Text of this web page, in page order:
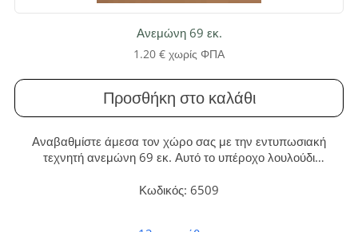
Ανεμώνη 69 εκ.
1.20 € χωρίς ΦΠΑ
Προσθήκη στο καλάθι
Αναβαθμίστε άμεσα τον χώρο σας με την εντυπωσιακή
τεχνητή ανεμώνη 69 εκ. Αυτό το υπέροχο λουλούδι
απολύτως συντήρηση, αποτελώντας την ιδανική επιλογή για
Κωδικός: 6509